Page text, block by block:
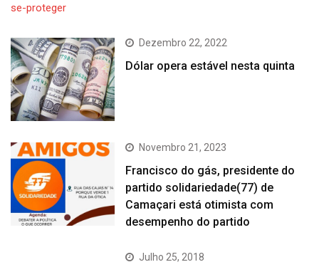
Dezembro 22, 2022
Dólar opera estável nesta quinta
Novembro 21, 2023
Francisco do gás, presidente do
partido solidariedade(77) de
Camaçari está otimista com
desempenho do partido
Julho 25, 2018